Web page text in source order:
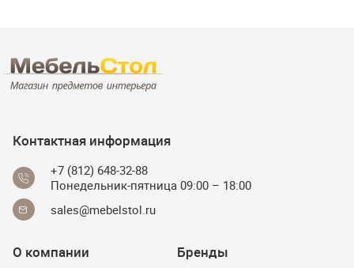
Контактная информация
+7 (812) 648-32-88
Понедельник-пятница 09:00 – 18:00
sales@mebelstol.ru
О компании
Бренды